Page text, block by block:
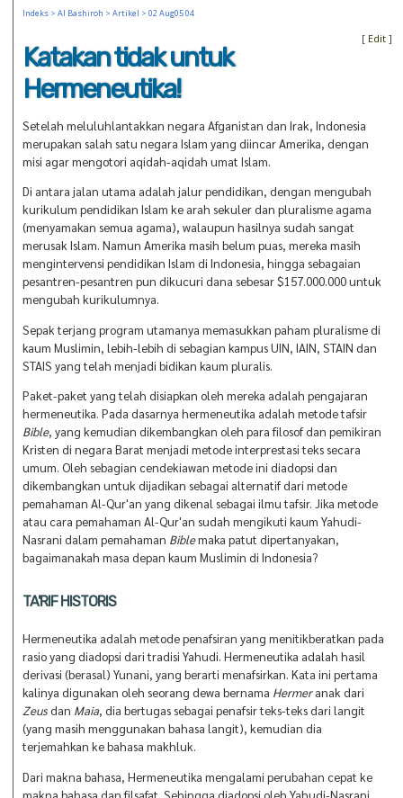
Indeks> Al Bashiroh > Artikel > 02 Aug05 04
[ Edit]
Katakan tidak untuk
Hermeneutika!
Setelah meluluhlantakkan negara Afganistan dan Irak, Indonesia
merupakan salah satu negara Islam yang diincar Amerika, dengan
misi agar mengotori aqidah-aqidah umat Islam.
Di antara jalan utama adalah jalur pendidikan, dengan mengubah
kurikulum pendidikan Islam ke arah sekuler dan pluralisme agama
(menyamakan semua agama), walaupun hasilnya sudah sangat
merusak Islam. Namun Amerika masih belum puas, mereka masih
mengintervensi pendidikan Islam di Indonesia, hingga sebagaian
pesantren-pesantren pun dikucuri dana sebesar $157.000.000 untuk
mengubah kurikulumnya.
Sepak terjang program utamanya memasukkan paham pluralisme di
kaum Muslimin, lebih-lebih di sebagian kampus UIN, IAIN, STAIN dan
STAIS yang telah menjadi bidikan kaum pluralis.
Paket-paket yang telah disiapkan oleh mereka adalah pengajaran
hermeneutika. Pada dasarnya hermeneutika adalah metode tafsir
Bible, yang kemudian dikembangkan oleh para filosof dan pemikiran
Kristen di negara Barat menjadi metode interprestasi teks secara
umum. Oleh sebagian cendekiawan metode ini diadopsi dan
dikembangkan untuk dijadikan sebagai alternatif dari metode
pemahaman Al-Qur'an yang dikenal sebagai ilmu tafsir. Jika metode
atau cara pemahaman Al-Qur'an sudah mengikuti kaum Yahudi-
Nasrani dalam pemahaman Biblemaka patut dipertanyakan,
bagaimanakah masa depan kaum Muslimin di Indonesia?
TA'RIF HISTORIS
Hermeneutika adalah metode penafsiran yang menitikberatkan pada
rasio yang diadopsi dari tradisi Yahudi. Hermeneutika adalah hasil
derivasi (berasal) Yunani, yang berarti menafsirkan. Kata ini pertama
kalinya digunakan oleh seorang dewa bernama Hermeranak dari
Zeusdan Maia, dia bertugas sebagai penafsir teks-teks dari langit
(yang masih menggunakan bahasa langit), kemudian dia
terjemahkan ke bahasa makhluk.
Dari makna bahasa, Hermeneutika mengalami perubahan cepat ke
makna bahasa dan filsafat. Sehingga diadopsi oleh Yahudi-Nasrani